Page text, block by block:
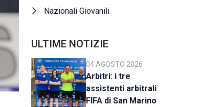
Nazionali Giovanili
ULTIME NOTIZIE
04 AGOSTO 2026
Arbitri: i tre
assistenti arbitrali
FIFA di San Marino